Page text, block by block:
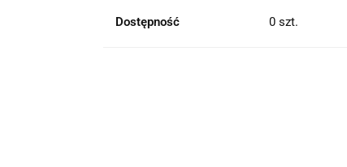
Dostępność 0 szt.